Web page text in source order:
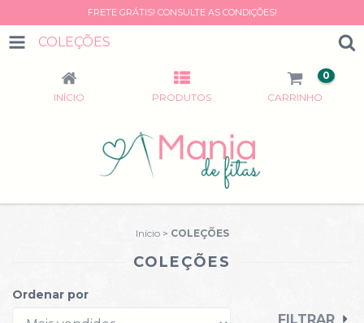
FRETE GRÁTIS! CONSULTE AS CONDIÇÕES!
COLEÇÕES
INÍCIO PRODUTOS CARRINHO
0
Início > COLEÇÕES
COLEÇÕES
Ordenar por
FILTRAR